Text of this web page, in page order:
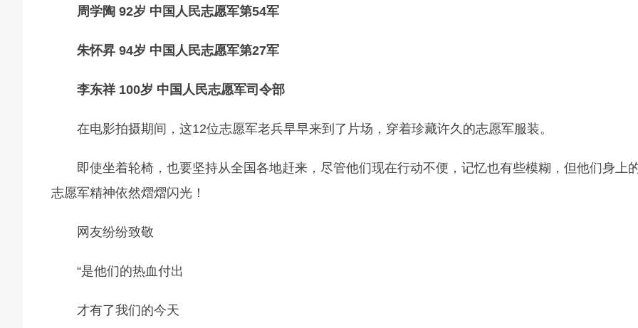
周学陶 92岁 中国人民志愿军第54军
朱怀昇 94岁 中国人民志愿军第27军
李东祥 100岁 中国人民志愿军司令部
在电影拍摄期间，这12位志愿军老兵早早来到了片场，穿着珍藏许久的志愿军服装。
即使坐着轮椅，也要坚持从全国各地赶来，尽管他们现在行动不便，记忆也有些模糊，但他们身上
志愿军精神依然熠熠闪光！
网友纷纷致敬
“是他们的热血付出
才有了我们的今天